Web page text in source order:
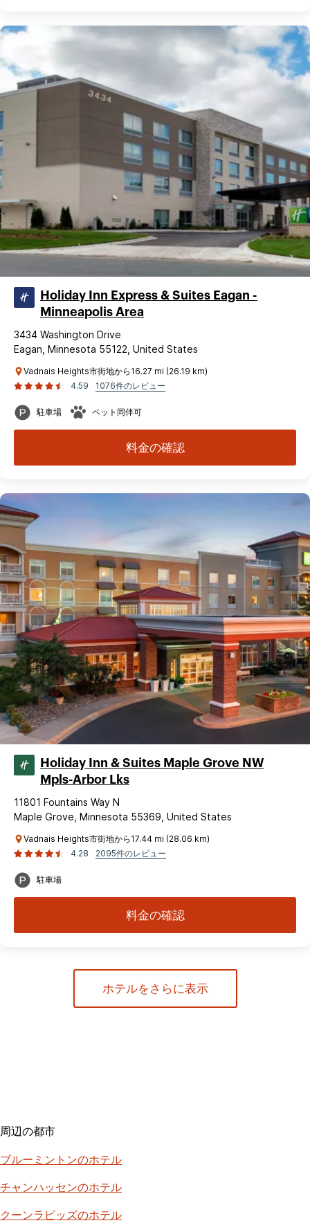
Holiday Inn Express & Suites Eagan -
Minneapolis Area
3434 Washington Drive
Eagan, Minnesota 55122, United States
Vadnais Heights市街地から16.27 mi (26.19 km)
4.59
1076件のレビュー
駐車場 ペット同伴可
料金の確認
Holiday Inn & Suites Maple Grove NW
Mpls-Arbor Lks
11801 Fountains Way N
Maple Grove, Minnesota 55369, United States
Vadnais Heights市街地から17.44 mi (28.06 km)
4.28
2095件のレビュー
駐車場
料金の確認
ホテルをさらに表示
周辺の都市
ブルーミントンのホテル
チャンハッセンのホテル
クーンラピッズのホテル